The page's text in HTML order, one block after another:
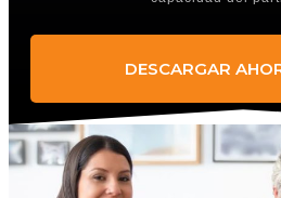
DESCARGAR